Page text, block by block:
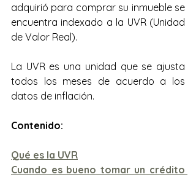
adquirió para comprar su inmueble se
encuentra indexado a la UVR (Unidad
de Valor Real).
La UVR es una unidad que se ajusta
todos los meses de acuerdo a los
datos de inflación.
Contenido:
Qué es la UVR
Cuando es bueno tomar un crédito